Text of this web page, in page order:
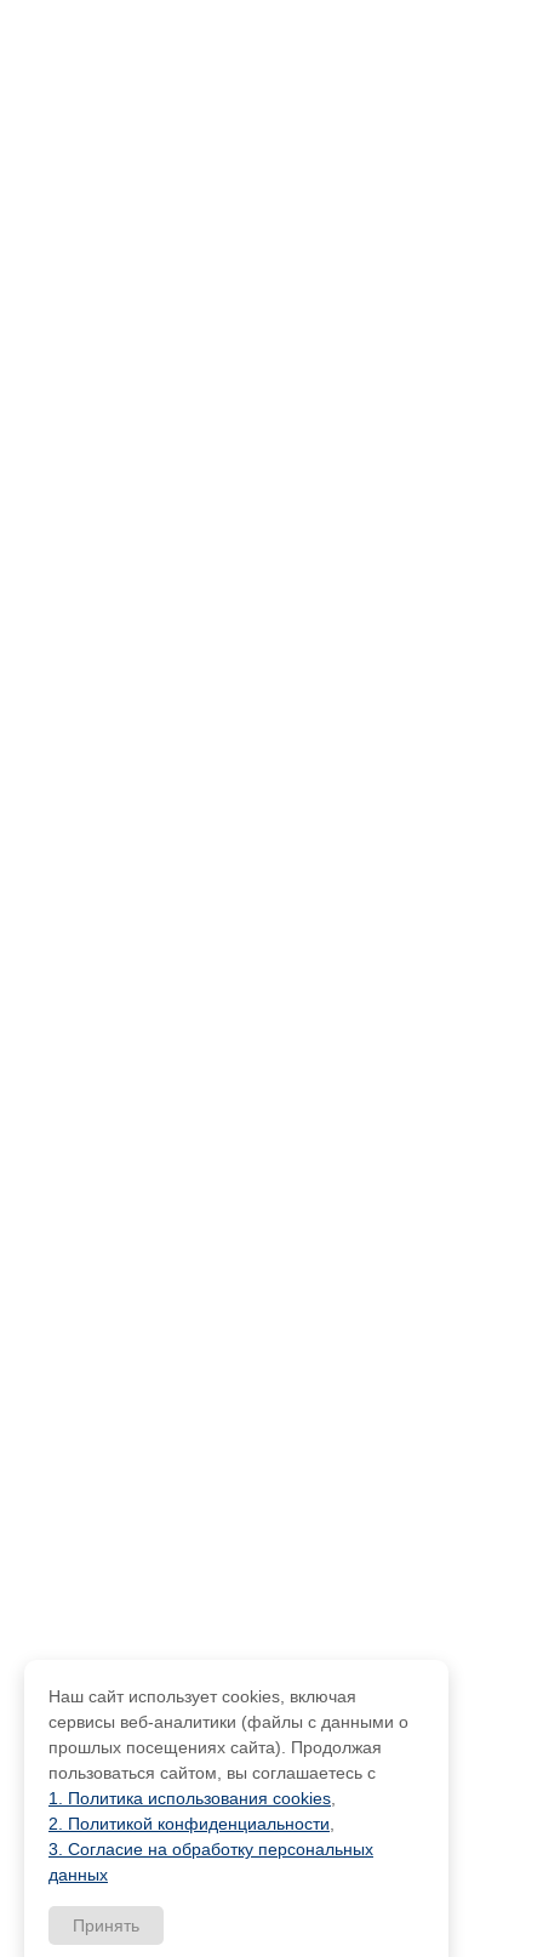
Наш сайт использует cookies, включая
сервисы веб-аналитики (файлы с данными о
прошлых посещениях сайта). Продолжая
пользоваться сайтом, вы соглашаетесь с
1. Политика использования cookies
2. Политикой конфиденциальности
3. Согласие на обработку персональных
данных
Принять